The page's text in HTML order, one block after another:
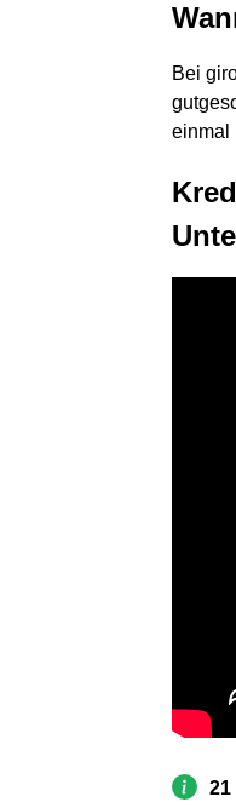
Bei
einmal
21